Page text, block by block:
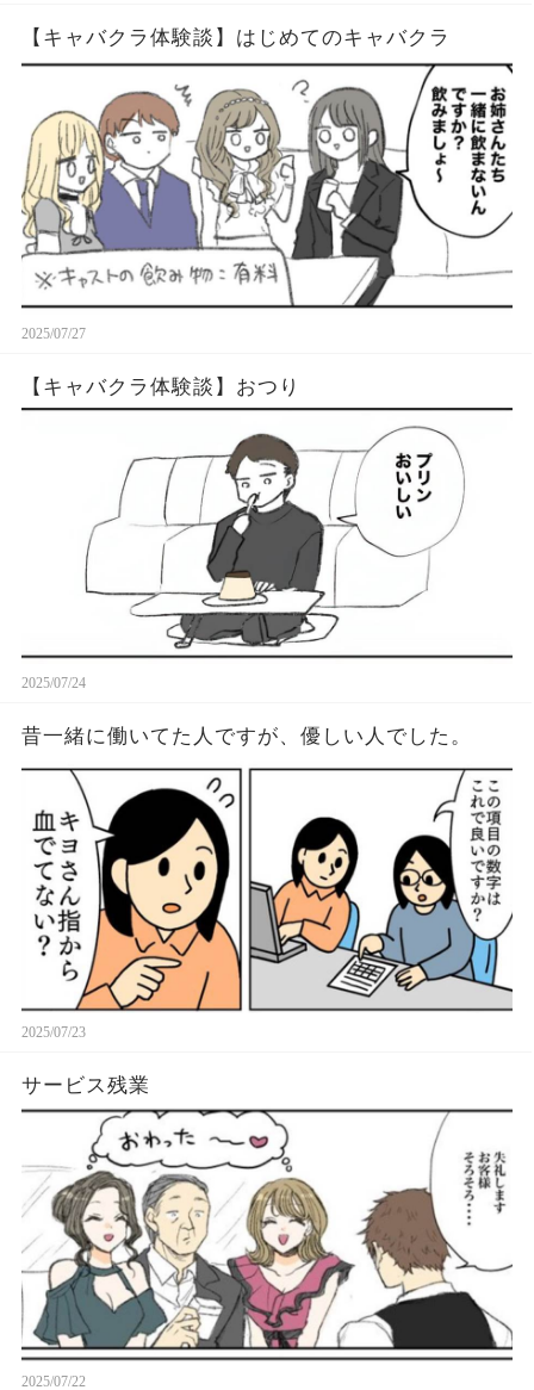
【キャバクラ体験談】はじめてのキャバクラ
2025/07/27
【キャバクラ体験談】おつり
2025/07/24
昔一緒に働いてた人ですが、優しい人でした。
2025/07/23
サービス残業
2025/07/22